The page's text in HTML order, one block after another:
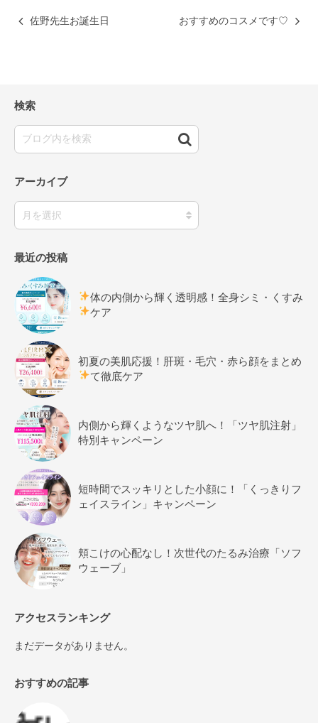
佐野先生お誕生日 おすすめのコスメです♡
検索
アーカイブ
最近の投稿
体の内側から輝く透明感！全身シミ・くすみ
ケア
初夏の美肌応援！肝斑・毛穴・赤ら顔をまとめ
て徹底ケア
内側から輝くようなツヤ肌へ！「ツヤ肌注射」
特別キャンペーン
短時間でスッキリとした小顔に！「くっきりフ
ェイスライン」キャンペーン
頬こけの心配なし！次世代のたるみ治療「ソフ
ウェーブ」
アクセスランキング
まだデータがありません。
おすすめの記事